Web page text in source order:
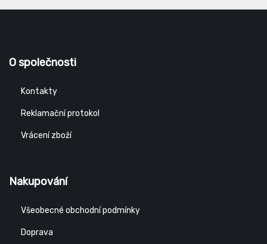
O společnosti
Kontakty
Reklamační protokol
Vrácení zboží
Nakupování
Všeobecné obchodní podmínky
Doprava